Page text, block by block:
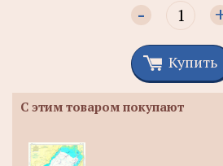
-
Купить
С этим товаром покупают